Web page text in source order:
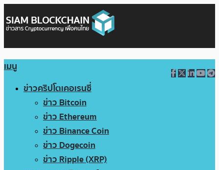
เมนู
ข่าวคริปโตเคอเรนซี่
ข่าว Bitcoin
ข่าว Ethereum
ข่าว Binance Coin
ข่าว Dogecoin
ข่าว Ripple (XRP)